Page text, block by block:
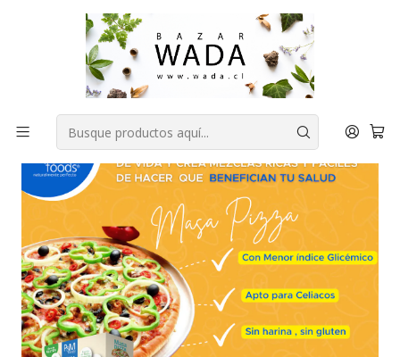
COMPRA FÁCIL, RAPIDA Y 100% SEGURA
Inicio DESPENSA Sin azúcar añadida
MASA PIZZA SIN GLUTEN